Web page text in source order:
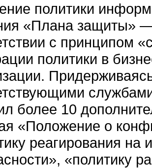
политики
«Плана защиты»
с принципом
политики в
более 10
«Положение о
реагирования
«политику